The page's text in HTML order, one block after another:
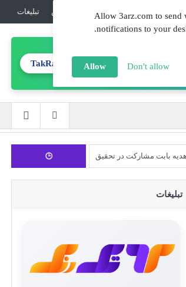
Allow 3arz.com to send
notifications to your
Don't allow
Allow
🔏امنیت ☎️تماس تبلیغات‌
محتوای تخصصی TakRank.ir
🕒
تبلیغات